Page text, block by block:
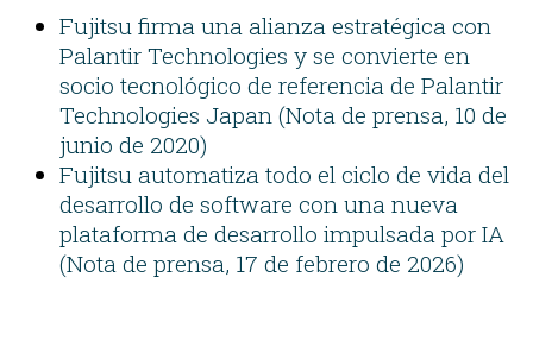
Fujitsu firma una alianza estratégica con
Palantir Technologies y se convierte en
socio tecnológico de referencia de Palantir
Technologies Japan (Nota de prensa, 10 de
junio de 2020)
Fujitsu automatiza todo el ciclo de vida del
desarrollo de software con una nueva
plataforma de desarrollo impulsada por IA
(Nota de prensa, 17 de febrero de 2026)